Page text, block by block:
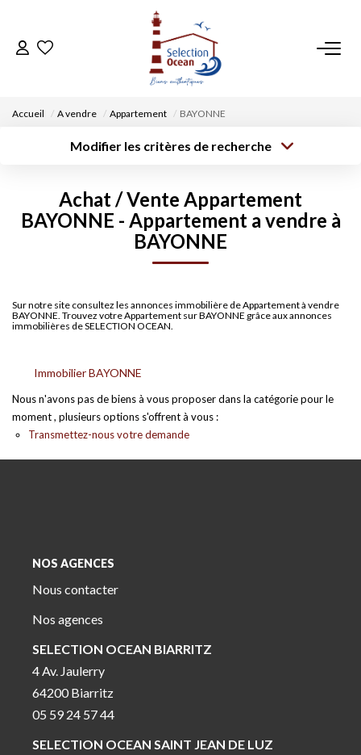
ACCUEIL
DÉPOSEZ VOTRE RECHERCHE
CONTACT
Accueil A vendre Appartement BAYONNE
Modifier les critères de recherche
Sélectionnez...
Type de bien
Surface min
Budget max
Achat / Vente Appartement
BAYONNE - Appartement a vendre à
BAYONNE
Sur notre site consultez les annonces immobilière de Appartement à vendre
BAYONNE. Trouvez votre Appartement sur BAYONNE grâce aux annonces
immobilières de SELECTION OCEAN.
Immobilier BAYONNE
Nous n'avons pas de biens à vous proposer dans la catégorie pour le
moment , plusieurs options s'offrent à vous :
Transmettez-nous votre demande
NOS AGENCES
Nous contacter
Nos agences
SELECTION OCEAN BIARRITZ
4 Av. Jaulerry
64200 Biarritz
05 59 24 57 44
SELECTION OCEAN SAINT JEAN DE LUZ